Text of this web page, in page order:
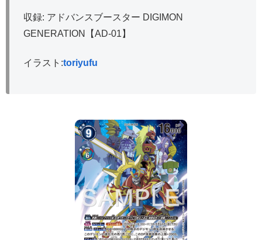
収録: アドバンスブースター DIGIMON
GENERATION【AD-01】
イラスト:toriyufu